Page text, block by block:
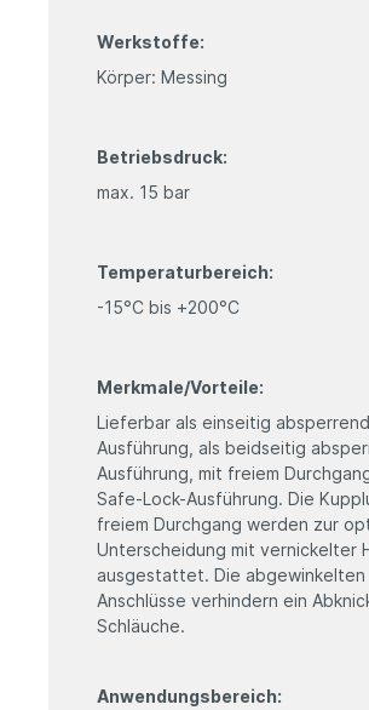
Werkstoffe:
Körper: Messing
Betriebsdruck:
max. 15 bar
Temperaturbereich:
-15°C bis +200°C
Merkmale/Vorteile:
Lieferbar als einseitig
Ausführung, als beidseitig
Ausführung, mit freiem
Safe-Lock-Ausführung. Die
freiem Durchgang werden zur
Unterscheidung mit vernickelter
ausgestattet. Die abgewinkelten
Anschlüsse verhindern ein
Schläuche.
Anwendungsbereich: